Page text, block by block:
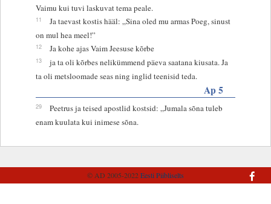
Vaimu kui tuvi laskuvat tema peale.
11
Ja taevast kostis hääl: „Sina oled mu armas Poeg, sinust
on mul hea meel!”
12 Ja kohe ajas Vaim Jeesuse kõrbe
13
ja ta oli kõrbes nelikümmend päeva saatana kiusata. Ja
ta oli metsloomade seas ning inglid teenisid teda.
Ap 5
29
Peetrus ja teised apostlid kostsid: „Jumala sõna tuleb
enam kuulata kui inimese sõna.
© AD 2005-2022Eesti Piibliselts